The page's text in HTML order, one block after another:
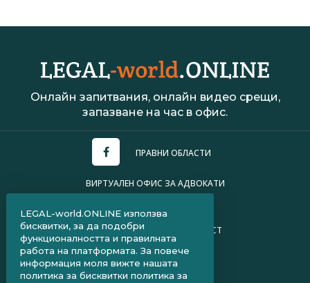
Онлайн запитвания, онлайн видео срещи,
запазване на час в офис.
ПРАВНИ ОБЛАСТИ
ВИРТУАЛЕН ОФИС ЗА АДВОКАТИ
ПОЛИТИКА ЗА ПОВЕРИТЕЛНОСТ
ЧЗВ ЗА КЛИЕНТИ
ЧЗВ ЗА АДВОКАТИ
LEGAL-world.ONLINE използва
бисквитки, за да подобри
функционалността и правилната
работа на платформата. За повече
информация моля вижте нашата
политика за бисквитки политика за